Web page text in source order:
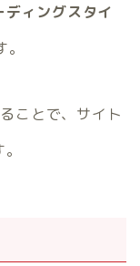
ィングスタイ
ことで、サイト